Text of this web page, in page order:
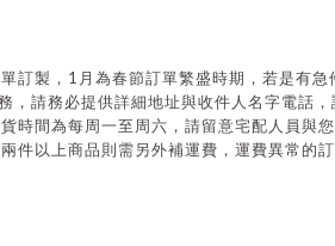
訂製， 1 月為春節訂單繁盛時期，若是有
，請務必提供詳細地址與收件人名字電話，
時間為每周一至周六，請留意宅配人員
件以上商品則需另外補運費，運費異常的